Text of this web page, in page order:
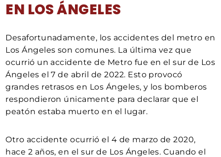
EN LOS ÁNGELES
Desafortunadamente, los accidentes del metro en
Los Ángeles son comunes. La última vez que
ocurrió un accidente de Metro fue en el sur de Los
Ángeles el 7 de abril de 2022. Esto provocó
grandes retrasos en Los Ángeles, y los bomberos
respondieron únicamente para declarar que el
peatón estaba muerto en el lugar.
Otro accidente ocurrió el 4 de marzo de 2020,
hace 2 años, en el sur de Los Ángeles. Cuando el